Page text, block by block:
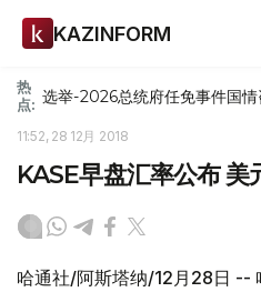
KAZINFORM
热
点: 选举-2026总统府任免事件国
11:52, 28 12月 2018
KASE早盘汇率公布 美
哈通社/阿斯塔纳/12月28日 --